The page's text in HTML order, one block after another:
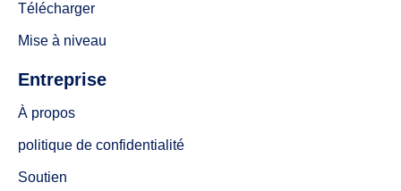
Télécharger
Mise à niveau
Entreprise
À propos
politique de confidentialité
Soutien